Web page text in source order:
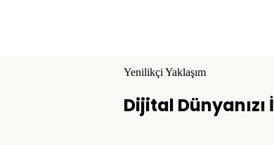
Yenilikçi Yaklaşım
Dijital